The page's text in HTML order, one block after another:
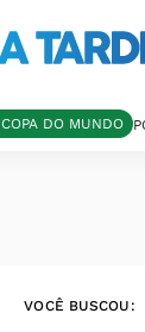
COPA DO MUNDO
VOCÊ BUSCOU: